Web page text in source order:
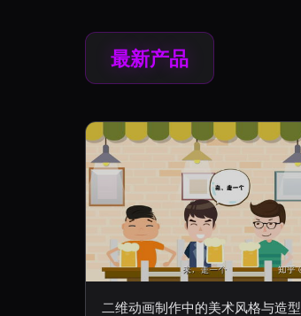
最新产品
二维动画制作中的美术风格与造型